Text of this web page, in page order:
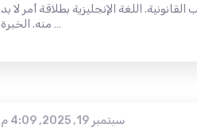
اللغة الإنجليزية بطلاقة أمر لا بد
منه. الخبرة …
سبتمبر 19, 2025, 4:09 م